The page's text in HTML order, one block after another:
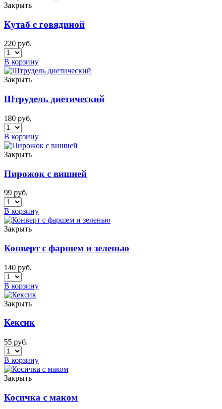
Закрыть
Кутаб с говядиной
220 руб.
В корзину
Закрыть
Штрудель диетический
180 руб.
В корзину
Закрыть
Пирожок с вишней
99 руб.
В корзину
Закрыть
Конверт с фаршем и зеленью
140 руб.
В корзину
Закрыть
Кексик
55 руб.
В корзину
Закрыть
Косичка с маком